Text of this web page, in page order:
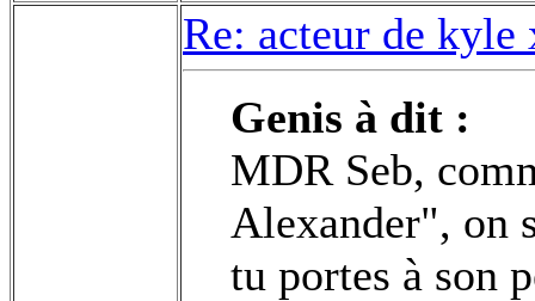
Re: acteur de
Genis à dit :
MDR Seb,
Alexander", on
tu portes à son